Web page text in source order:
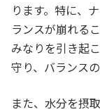
ります。特に、
ランスが崩れる
みなりを引き起
守り、バランス
また、水分を摂